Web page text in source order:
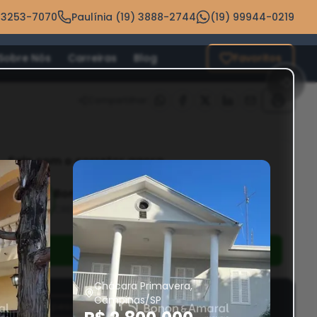
7070 Paulínia (19) 3888-2744 (19) 99944-0219
Sobre Nós Carreiras Blog Favoritos
Chácara Primavera,
Campinas/SP
Fale com o corretor agora
Bonon e Amaral Imóveis
CRECI22671J
Falar com o corretor
129 pessoas estão de olho nesse imóvel